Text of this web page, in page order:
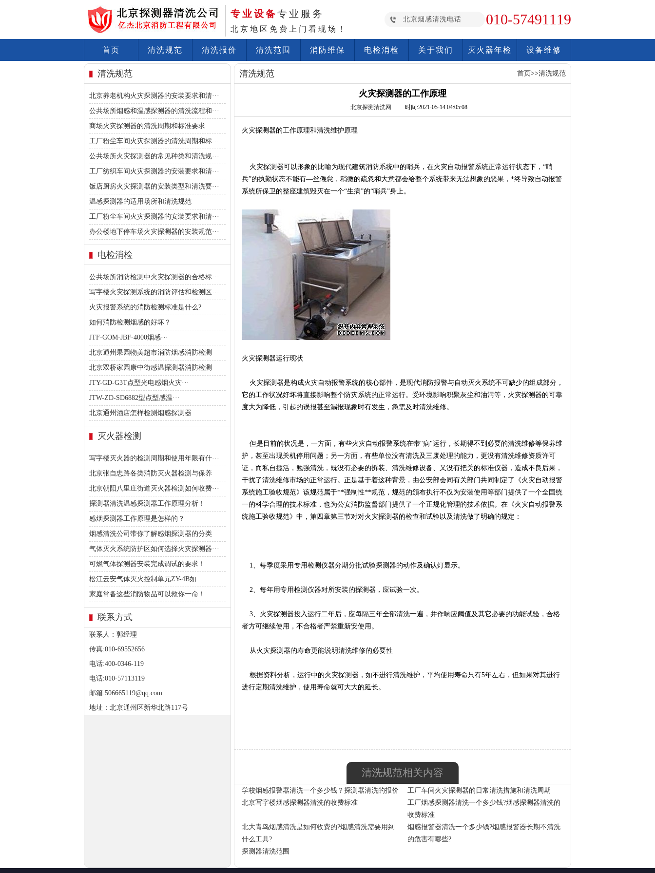
专业设备专业服务
北京地区免费上门看现场！
北京烟感清洗电话 010-57491119
首页 清洗规范 清洗报价 清洗范围 消防维保 电检消检 关于我们 灭火器年检 设备维修
清洗规范
北京养老机构火灾探测器的安装要求和清···
公共场所烟感和温感探测器的清洗流程和···
商场火灾探测器的清洗周期和标准要求
工厂粉尘车间火灾探测器的清洗周期和标···
公共场所火灾探测器的常见种类和清洗规···
工厂纺织车间火灾探测器的安装要求和清···
饭店厨房火灾探测器的安装类型和清洗要···
温感探测器的适用场所和清洗规范
工厂粉尘车间火灾探测器的安装要求和清···
办公楼地下停车场火灾探测器的安装规范···
电检消检
公共场所消防检测中火灾探测器的合格标···
写字楼火灾探测系统的消防评估和检测区···
火灾报警系统的消防检测标准是什么?
如何消防检测烟感的好坏？
JTF-GOM-JBF-4000烟感···
北京通州果园物美超市消防烟感消防检测
北京双桥家园康中街感温探测器消防检测
JTY-GD-G3T点型光电感烟火灾···
JTW-ZD-SD6882型点型感温···
北京通州酒店怎样检测烟感探测器
灭火器检测
写字楼灭火器的检测周期和使用年限有什···
北京张自忠路各类消防灭火器检测与保养
北京朝阳八里庄街道灭火器检测如何收费···
探测器清洗温感探测器工作原理分析！
感烟探测器工作原理是怎样的？
烟感清洗公司带你了解感烟探测器的分类
气体灭火系统防护区如何选择火灾探测器···
可燃气体探测器安装完成调试的要求！
松江云安气体灭火控制单元ZY-4B如···
家庭常备这些消防物品可以救你一命！
联系方式
联系人：郭经理
传真:010-69552656
电话:400-0346-119
电话:010-57113119
邮箱:506665119@qq.com
地址：北京通州区新华北路117号
清洗规范 首页>>清洗规范
火灾探测器的工作原理
北京探测清洗网 时间:2021-05-14 04:05:08
火灾探测器的工作原理和清洗维护原理
火灾探测器可以形象的比喻为现代建筑消防系统中的哨兵，在火灾自动报警系统正常运行状态下，“哨
兵”的执勤状态不能有—丝倦怠，稍微的疏忽和大意都会给整个系统带来无法想象的恶果，*终导致自动报警
系统所保卫的整座建筑毁灭在一个“生病”的“哨兵”身上。
火灾探测器运行现状
火灾探测器是构成火灾自动报警系统的核心部件，是现代消防报警与自动灭火系统不可缺少的组成部分，
它的工作状况好坏将直接影响整个防灾系统的正常运行。受环境影响积聚灰尘和油污等，火灾探测器的可靠
度大为降低，引起的误报甚至漏报现象时有发生，急需及时清洗维修。
但是目前的状况是，一方面，有些火灾自动报警系统在带"病"运行，长期得不到必要的清洗维修等保养维
护，甚至出现关机停用问题；另一方面，有些单位没有清洗及三废处理的能力，更没有清洗维修资质许可
证，而私自揽活，勉强清洗，既没有必要的拆装、清洗维修设备、又没有把关的标准仪器，造成不良后果，
干扰了清洗维修市场的正常运行。正是基于着这种背景，由公安部会同有关部门共同制定了《火灾自动报警
系统施工验收规范》该规范属于**强制性**规范，规范的颁布执行不仅为安装使用等部门提供了一个全国统
一的科学合理的技术标准，也为公安消防监督部门提供了一个正规化管理的技术依据。在《火灾自动报警系
统施工验收规范》中，第四章第三节对对火灾探测器的检查和试验以及清洗做了明确的规定：
1、每季度采用专用检测仪器分期分批试验探测器的动作及确认灯显示。
2、每年用专用检测仪器对所安装的探测器，应试验一次。
3、火灾探测器投入运行二年后，应每隔三年全部清洗一遍，并作响应阈值及其它必要的功能试验，合格
者方可继续使用，不合格者严禁重新安使用。
从火灾探测器的寿命更能说明清洗维修的必要性
根据资料分析，运行中的火灾探测器，如不进行清洗维护，平均使用寿命只有5年左右，但如果对其进行
进行定期清洗维护，使用寿命就可大大的延长。
清洗规范相关内容
学校烟感报警器清洗一个多少钱？探测器清洗的报价
工厂车间火灾探测器的日常清洗措施和清洗周期
北京写字楼烟感探测器清洗的收费标准
工厂烟感探测器清洗一个多少钱?烟感探测器清洗的
收费标准
北大青鸟烟感清洗是如何收费的?烟感清洗需要用到
什么工具?
烟感报警器清洗一个多少钱?烟感报警器长期不清洗
的危害有哪些?
探测器清洗范围